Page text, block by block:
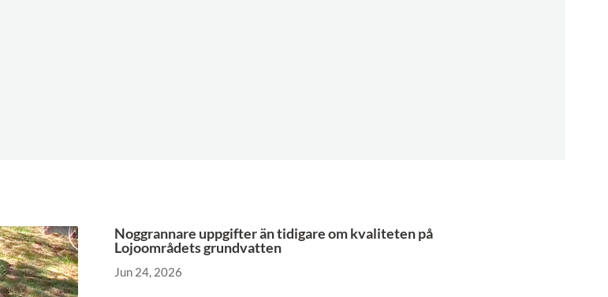
Noggrannare uppgifter än tidigare om kvaliteten på
Lojoområdets grundvatten
Jun 24, 2026